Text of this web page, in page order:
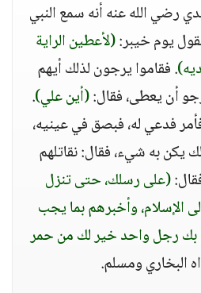
رضي الله عنه أنه سمع النبي
يوم خيبر:(لأعطين الراية
. فقاموا يرجون لذلك أيهم
أن يعطى، فقال:(أين علي).
فدعي له، فبصق في عينيه،
يكن به شيء، فقال: نقاتلهم
(على رسلك، حتى تنزل
الإسلام، وأخبرهم بما يجب
بك رجل واحد خير لك من حمر
البخاري ومسلم.